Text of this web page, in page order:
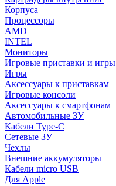
Корпуса
Процессоры
AMD
INTEL
Мониторы
Игровые приставки и игры
Игры
Аксессуары к приставкам
Игровые консоли
Аксессуары к смартфонам
Автомобильные ЗУ
Кабели Type-C
Сетевые ЗУ
Чехлы
Внешние аккумуляторы
Кабели micro USB
Для Apple